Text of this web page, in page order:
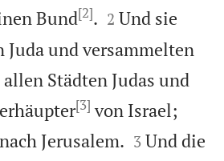
Bund[2]. 

2 Und sie
Juda und versammelten
Städten Judas und
[3] von Israel;
Jerusalem. 

3 Und die